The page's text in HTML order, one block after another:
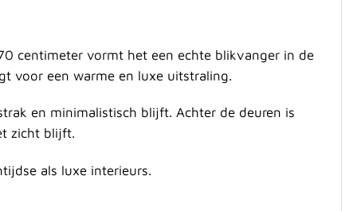
centimeter vormt het een echte blikvanger in de
voor een warme en luxe uitstraling.
en minimalistisch blijft. Achter de deuren is
zicht blijft.
als luxe interieurs.